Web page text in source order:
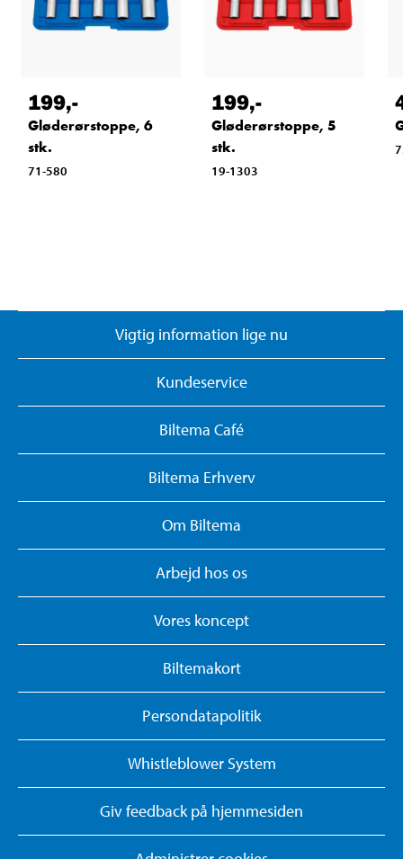
199,-
Gløderørstoppe, 6
stk.
71-580
199,-
Gløderørstoppe, 5
stk.
19-1303
Vigtig information lige nu
Kundeservice
Biltema Café
Biltema Erhverv
Om Biltema
Arbejd hos os
Vores koncept
Biltemakort
Persondatapolitik
Whistleblower System
Giv feedback på hjemmesiden